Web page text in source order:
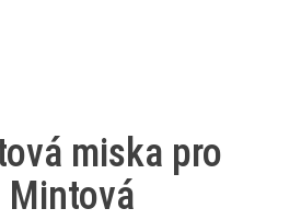
miska pro
Mintová